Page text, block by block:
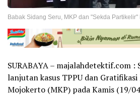
Babak Sidang Seru, MKP dan "Sekda
SURABAYA – majalahdetektif.com :
lanjutan kasus TPPU dan
Mojokerto (MKP) pada Kamis (19/